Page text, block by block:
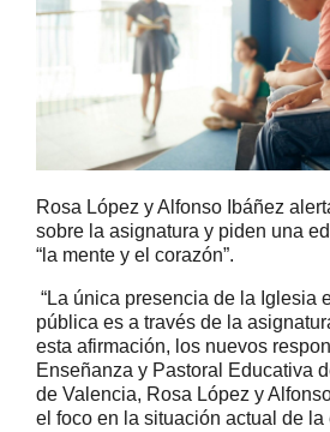
Rosa López y Alfonso Ibáñez
sobre la asignatura y piden una
“la mente y el corazón”.
“La única presencia de la Iglesia
pública es a través de la
esta afirmación, los nuevos
Enseñanza y Pastoral Educativa
de Valencia, Rosa López y
el foco en la situación actual de